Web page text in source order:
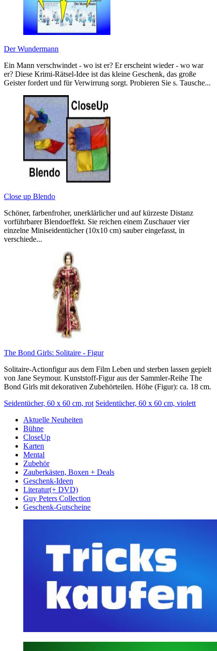
Der Wundermann
Ein Mann verschwindet - wo ist er? Er erscheint wieder - wo war
er? Diese Krimi-Rätsel-Idee ist das kleine Geschenk, das große
Geister fordert und für Verwirrung sorgt. Probieren Sie s. Tausche...
Close up Blendo
Schöner, farbenfroher, unerklärlicher und auf kürzeste Distanz
vorführbarer Blendoeffekt. Sie reichen einem Zuschauer vier
einzelne Miniseidentücher (10x10 cm) sauber eingefasst, in
verschiede...
The Bond Girls: Solitaire - Figur
Solitaire-Actionfigur aus dem Film Leben und sterben lassen gepielt
von Jane Seymour. Kunststoff-Figur aus der Sammler-Reihe The
Bond Girls mit dekorativen Zubehörteilen. Höhe (Figur): ca. 18 cm.
Seidentücher, 60 x 60 cm, rot Seidentücher, 60 x 60 cm, violett
Aktuelle Neuheiten
Bühne
CloseUp
Karten
Mental
Zubehör
Zauberkästen, Boxen + Deals
Geschenk-Ideen
Literatur(+ DVD)
Guy Peters Collection
Geschenk-Gutscheine